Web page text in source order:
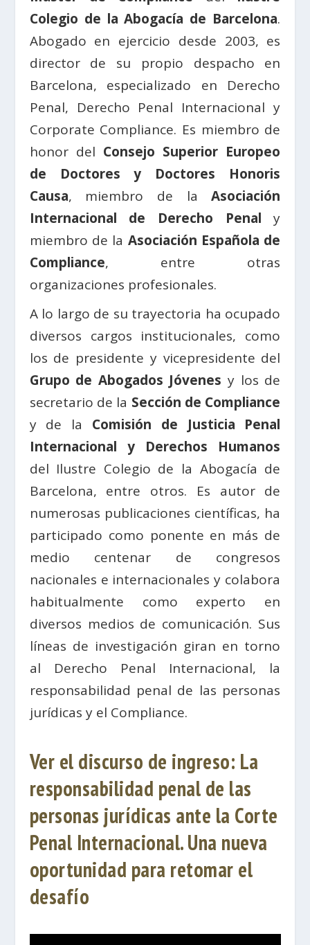
Colegio de la Abogacía de Barcelona.
Abogado en ejercicio desde 2003, es
director de su propio despacho en
Barcelona, especializado en Derecho
Penal, Derecho Penal Internacional y
Corporate Compliance. Es miembro de
honor del Consejo Superior Europeo
de Doctores y Doctores Honoris
Causa, miembro de laAsociación
Internacional de Derecho Penal y
miembro de la Asociación Española de
Compliance, entre otras
organizaciones profesionales.
A lo largo de su trayectoria ha ocupado
diversos cargos institucionales, como
los de presidente y vicepresidente del
Grupo de Abogados Jóvenes y los de
secretario de la Sección de Compliance
y de la Comisión de Justicia Penal
Internacional y Derechos Humanos
del Ilustre Colegio de la Abogacía de
Barcelona, entre otros. Es autor de
numerosas publicaciones científicas, ha
participado como ponente en más de
medio centenar de congresos
nacionales e internacionales y colabora
habitualmente como experto en
diversos medios de comunicación. Sus
líneas de investigación giran en torno
al Derecho Penal Internacional, la
responsabilidad penal de las personas
jurídicas y el Compliance.
Ver el discurso de ingreso: La
responsabilidad penal de las
personas jurídicas ante la Corte
Penal Internacional. Una nueva
oportunidad para retomar el
desafío